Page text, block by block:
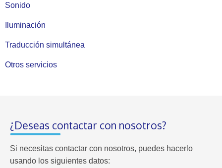
Sonido
Iluminación
Traducción simultánea
Otros servicios
¿Deseas contactar con nosotros?
Si necesitas contactar con nosotros, puedes hacerlo
usando los siguientes datos: